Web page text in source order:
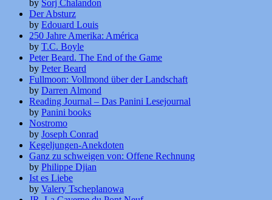
by Sorj Chalandon
Der Absturz
by Edouard Louis
250 Jahre Amerika: América
by T.C. Boyle
Peter Beard. The End of the Game
by Peter Beard
Fullmoon: Vollmond über der Landschaft
by Darren Almond
Reading Journal – Das Panini Lesejournal
by Panini books
Nostromo
by Joseph Conrad
Kegeljungen-Anekdoten
Ganz zu schweigen von: Offene Rechnung
by Philippe Djian
Ist es Liebe
by Valery Tscheplanowa